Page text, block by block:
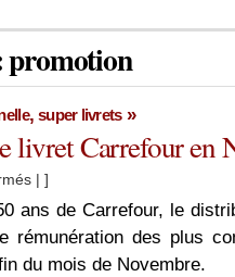
promotion
,super livrets»
livret Carrefour en
sur
taux
dopé
pour
| ]
ans de Carrefour, le
rémunération des plus
du mois de Novembre.